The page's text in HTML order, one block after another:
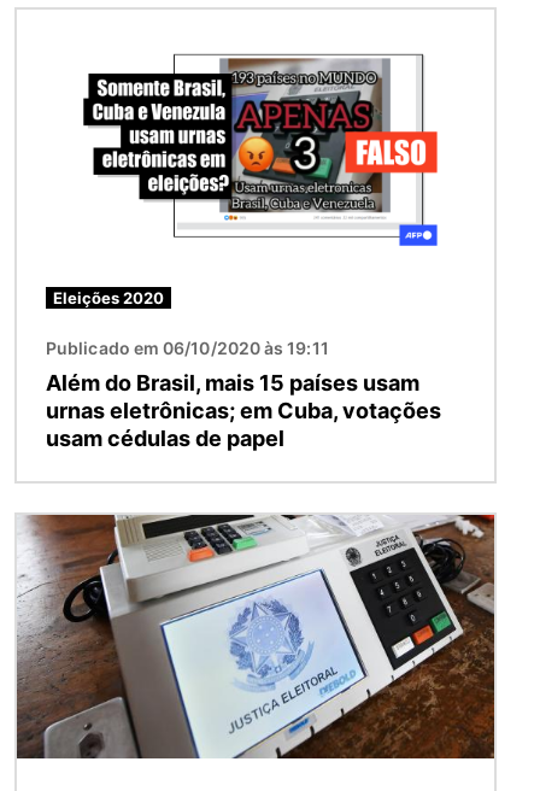
Eleições 2020
Publicado em 06/10/2020 às 19:11
Além do Brasil, mais 15 países usam
urnas eletrônicas; em Cuba, votações
usam cédulas de papel
Imagem